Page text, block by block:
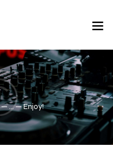
... Enjoy!